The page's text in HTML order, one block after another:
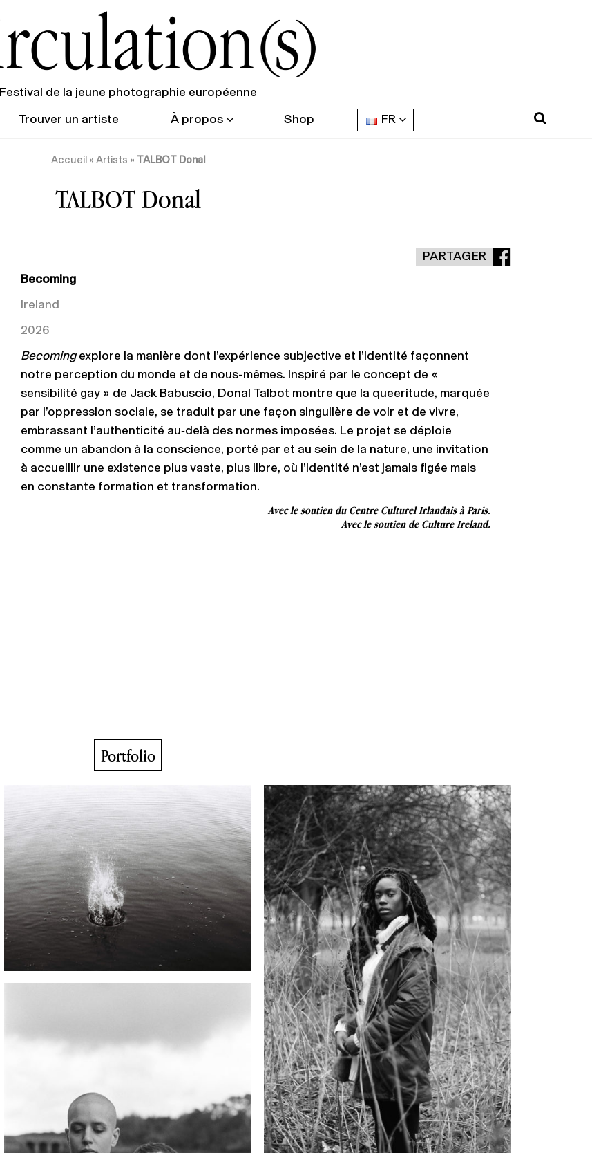
Festival de la jeune photographie européenne
Trouver un artiste À propos Shop FR
Accueil » Artists » TALBOT Donal
TALBOT Donal
PARTAGER
Becoming
Ireland
2026
Becomingexplore la manière dont l’expérience subjective et l’identité façonnent
notre perception du monde et de nous-mêmes. Inspiré par le concept de «
sensibilité gay » de Jack Babuscio, Donal Talbot montre que la queeritude, marquée
par l’oppression sociale, se traduit par une façon singulière de voir et de vivre,
embrassant l’authenticité au‑delà des normes imposées. Le projet se déploie
comme un abandon à la conscience, porté par et au sein de la nature, une invitation
à accueillir une existence plus vaste, plus libre, où l’identité n’est jamais figée mais
en constante formation et transformation.
Avec le soutien du Centre Culturel Irlandais à Paris.
Avec le soutien de Culture Ireland.
Portfolio